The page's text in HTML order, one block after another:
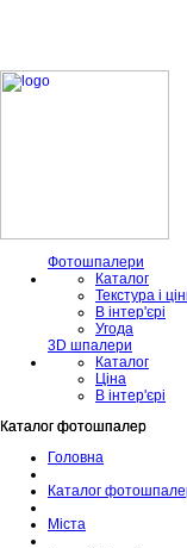
Фотошпалери
Каталог
Текстура і
В інтер'єрі
Угода
3D шпалери
Каталог
Ціна
В інтер'єрі
Каталог фотошпалер
Каталог фотошпалер
Головна
Каталог
Міста